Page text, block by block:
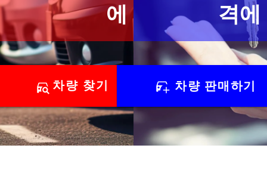
에
차량 찾기
격에
차량 판매하기